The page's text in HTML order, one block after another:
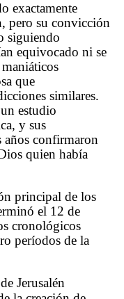
exactamente
pero su convicción
siguiendo
equivocado ni se
que
similares.
estudio
y sus
años confirmaron
quien había
principal de los
el 12 de
cronológicos
períodos de la
Jerusalén